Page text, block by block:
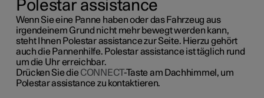
Polestar assistance
Wenn Sie eine Panne haben oder das Fahrzeug aus
irgendeinem Grund nicht mehr bewegt werden kann,
steht Ihnen Polestar assistance zur Seite. Hierzu gehört
auch die Pannenhilfe. Polestar assistance ist täglich rund
um die Uhr erreichbar.
Drücken Sie dieCONNECT-Taste am Dachhimmel, um
Polestar assistance zu kontaktieren.